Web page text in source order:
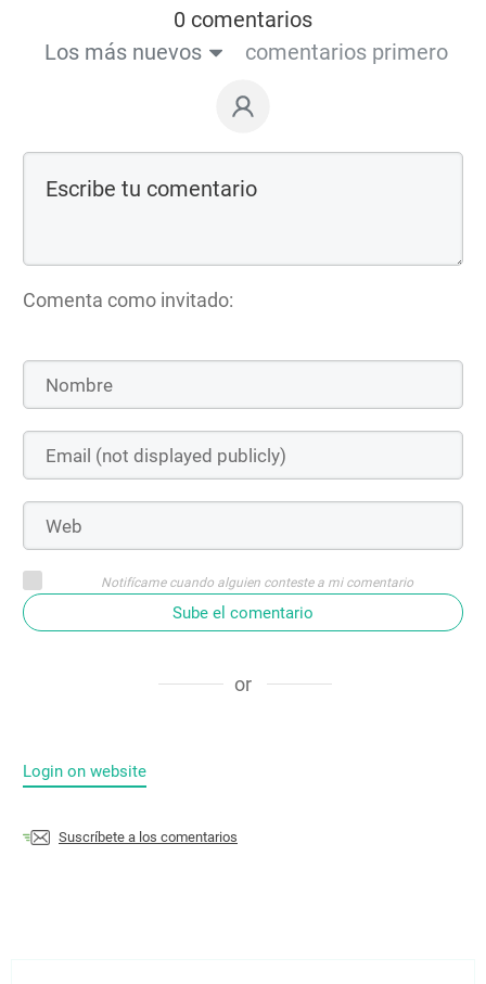
0 comentarios
Los más nuevos
comentarios primero
Comenta como invitado:
Notifícame cuando alguien conteste a mi comentario
Sube el comentario
or
Login on website
Suscríbete a los comentarios